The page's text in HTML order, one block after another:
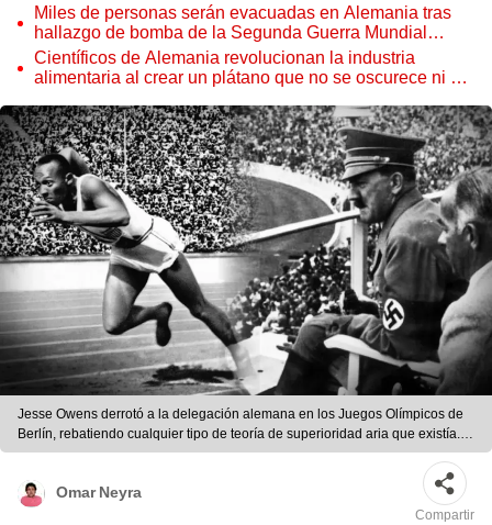
Miles de personas serán evacuadas en Alemania tras
hallazgo de bomba de la Segunda Guerra Mundial
durante obras
Científicos de Alemania revolucionan la industria
alimentaria al crear un plátano que no se oscurece ni se
Jesse Owens derrotó a la delegación alemana en los Juegos Olímpicos de
Berlín, rebatiendo cualquier tipo de teoría de superioridad aria que existía. |
Foto: Composición LR / La Vanguardia / Biography.com
Omar Neyra
Compartir